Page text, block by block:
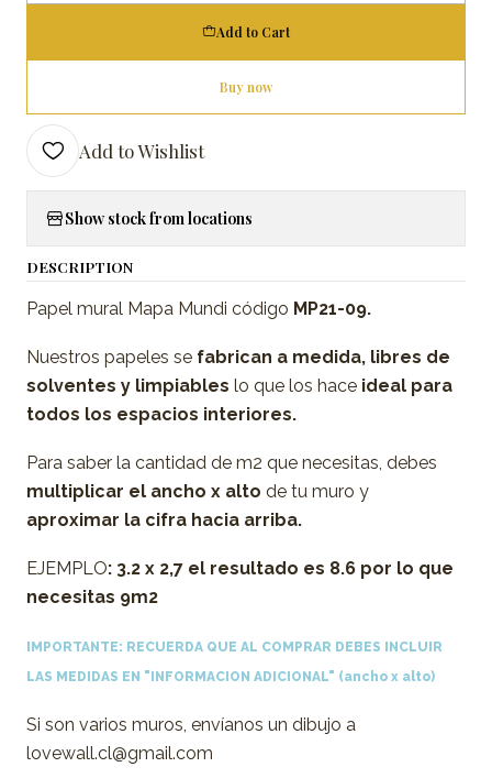
Add to Cart
Buy now
Add to Wishlist
Show stock from locations
DESCRIPTION
Papel mural Mapa Mundi código MP21-09.
Nuestros papeles se fabrican a medida, libres de
solventes y limpiables lo que los hace ideal para
todos los espacios interiores.
Para saber la cantidad de m2 que necesitas, debes
multiplicar el ancho x alto de tu muro y
aproximar la cifra hacia arriba.
EJEMPLO: 3.2 x 2,7 el resultado es 8.6 por lo que
necesitas 9m2
IMPORTANTE: RECUERDA QUE AL COMPRAR DEBES INCLUIR
LAS MEDIDAS EN "INFORMACION ADICIONAL" (ancho x alto)
Si son varios muros, envíanos un dibujo a
lovewall.cl@gmail.com